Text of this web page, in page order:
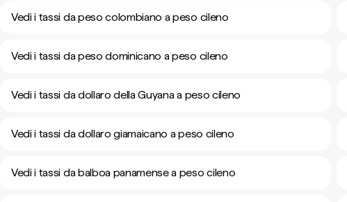
Vedi i tassi da peso colombiano a peso cileno
Vedi i tassi da peso dominicano a peso cileno
Vedi i tassi da dollaro della Guyana a peso cileno
Vedi i tassi da dollaro giamaicano a peso cileno
Vedi i tassi da balboa panamense a peso cileno